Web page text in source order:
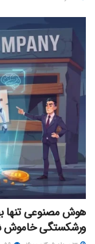
هوش مصنوعی تنها
ورشکستگی خاموش